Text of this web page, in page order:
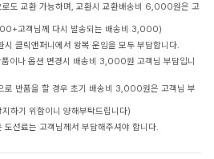
로도 교환 가능하며, 교환시 교환배송비 6,000원은 고
고객님께 다시 발송되는 배송비 3,000)
클릭앤퍼니에서 왕복 운임을 모두 부담합니다.
이나 옵션 변경시 배송비 3,000원 고객님 부담입니
로 반품을 할 경우 초기 배송비 3,000원은 고객님 부
하기 위함이니 양해부탁드립니다)
선료는 고객님께서 부담해주셔야 합니다.